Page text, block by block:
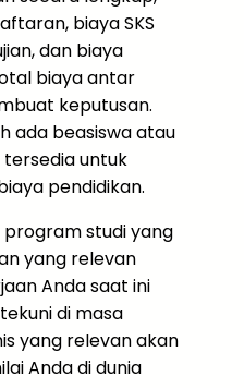
biaya SKS
dan biaya
biaya antar
keputusan.
ada beasiswa atau
untuk
pendidikan.
studi yang
yang relevan
Anda saat ini
di masa
yang relevan akan
Anda di dunia